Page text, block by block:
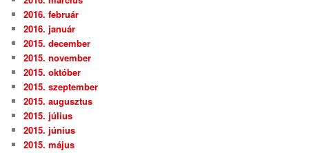
2016. február
2016. január
2015. december
2015. november
2015. október
2015. szeptember
2015. augusztus
2015. július
2015. június
2015. május